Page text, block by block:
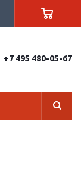
+7 495 480-05-67